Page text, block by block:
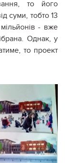
то його
суми, тобто 13
- вже
Однак, у
то проект